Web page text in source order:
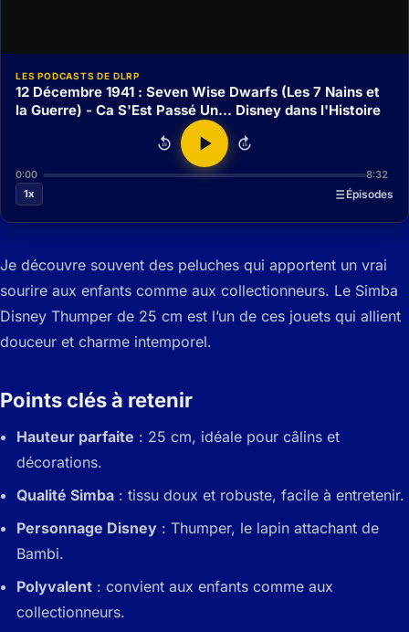
LES PODCASTS DE DLRP
12 Décembre 1941 : Seven Wise Dwarfs (Les 7 Nains et
la Guerre) - Ca S'Est Passé Un... Disney dans l'Histoire
15 15
0:00
8:32
1x
Épisodes
Je découvre souvent des peluches qui apportent un vrai
sourire aux enfants comme aux collectionneurs. Le Simba
Disney Thumper de 25 cm est l’un de ces jouets qui allient
douceur et charme intemporel.
Points clés à retenir
Hauteur parfaite : 25 cm, idéale pour câlins et
décorations.
Qualité Simba : tissu doux et robuste, facile à entretenir.
Personnage Disney : Thumper, le lapin attachant de
Bambi.
Polyvalent : convient aux enfants comme aux
collectionneurs.